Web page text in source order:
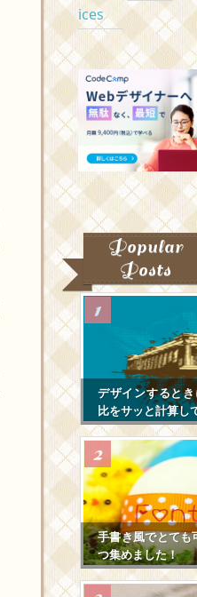
ices
Popular
Posts
デザインすると
比をサッと計算し
手書き風でとても
つ集めました！